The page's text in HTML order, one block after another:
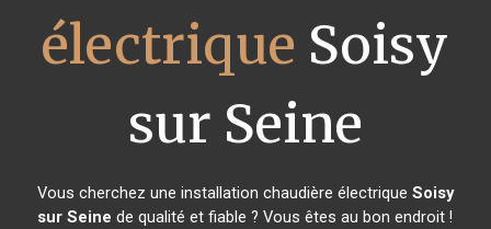
électrique Soisy
sur Seine
Vous cherchez une installation chaudière électrique Soisy
sur Seine de qualité et fiable ? Vous êtes au bon endroit !